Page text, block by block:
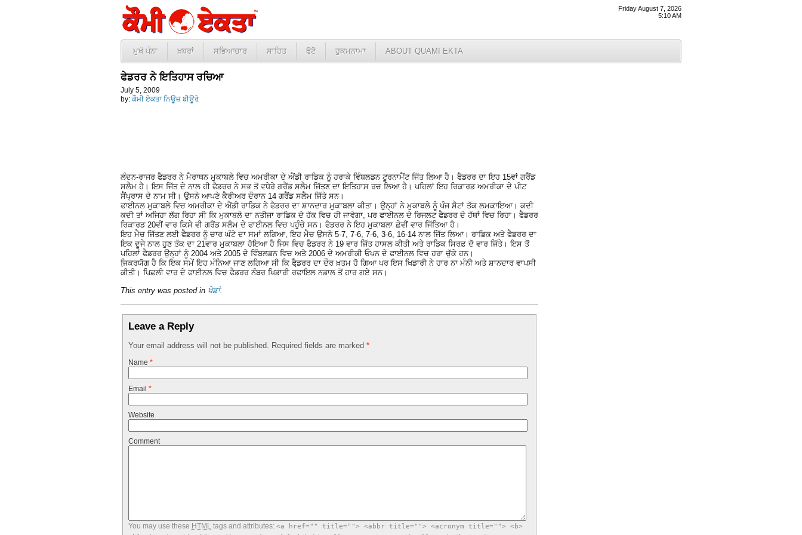
Friday August 7, 2026
5:10 AM
ਮੁਖੱ ਪੰਨਾ ਖ਼ਬਰਾਂ ਸਭਿਆਚਾਰ ਸਾਹਿਤ ਫੋਟੋ ਹੁਕਮਨਾਮਾ ABOUT QUAMI EKTA
ਫੇਡਰਰ ਨੇ ਇਤਿਹਾਸ ਰਚਿਆ
July 5, 2009
by: ਕੌਮੀ ਏਕਤਾ ਨਿਊਜ਼ ਬੀਊਰੋ
ਲੰਦਨ-ਰਾਜਰ ਫੈਡਰਰ ਨੇ ਮੈਰਾਥਨ ਮੁਕਾਬਲੇ ਵਿਚ ਅਮਰੀਕਾ ਦੇ ਐਂਡੀ ਰਾਡਿਕ ਨੂੰ ਹਰਾਕੇ ਵਿੰਬਲਡਨ ਟੂਰਨਾਮੈਂਟ ਜਿੱਤ ਲਿਆ ਹੈ। ਫੈਡਰਰ ਦਾ ਇਹ 15ਵਾਂ ਗਰੈਂਡ
ਸਲੈਮ ਹੈ। ਇਸ ਜਿੱਤ ਦੇ ਨਾਲ ਹੀ ਫੈਡਰਰ ਨੇ ਸਭ ਤੋਂ ਵਧੇਰੇ ਗਰੈਂਡ ਸਲੈਮ ਜਿੱਤਣ ਦਾ ਇਤਿਹਾਸ ਰਚ ਲਿਆ ਹੈ। ਪਹਿਲਾਂ ਇਹ ਰਿਕਾਰਡ ਅਮਰੀਕਾ ਦੇ ਪੀਟ
ਸੈਂਪ੍ਰਾਸ ਦੇ ਨਾਮ ਸੀ। ਉਸਨੇ ਆਪਣੇ ਕੈਰੀਅਰ ਦੌਰਾਨ 14 ਗਰੈਂਡ ਸਲੈਮ ਜਿੱਤੇ ਸਨ।
ਫਾਈਨਲ ਮੁਕਾਬਲੇ ਵਿਚ ਅਮਰੀਕਾ ਦੇ ਐਂਡੀ ਰਾਡਿਕ ਨੇ ਫੈਡਰਰ ਦਾ ਸ਼ਾਨਦਾਰ ਮੁਕਾਬਲਾ ਕੀਤਾ। ਉਨ੍ਹਾਂ ਨੇ ਮੁਕਾਬਲੇ ਨੂੰ ਪੰਜ ਸੈਟਾਂ ਤੱਕ ਲਮਕਾਇਆ। ਕਦੀ
ਕਦੀ ਤਾਂ ਅਜਿਹਾ ਲੱਗ ਰਿਹਾ ਸੀ ਕਿ ਮੁਕਾਬਲੇ ਦਾ ਨਤੀਜਾ ਰਾਡਿਕ ਦੇ ਹੱਕ ਵਿਚ ਹੀ ਜਾਵੇਗਾ, ਪਰ ਫਾਈਨਲ ਦੇ ਰਿਜਲਟ ਫੈਡਰਰ ਦੇ ਹੱਥਾਂ ਵਿਚ ਰਿਹਾ। ਫੈਡਰਰ
ਰਿਕਾਰਡ 20ਵੀਂ ਵਾਰ ਕਿਸੇ ਵੀ ਗਰੈਂਡ ਸਲੈਮ ਦੇ ਫਾਈਨਲ ਵਿਚ ਪਹੁੰਚੇ ਸਨ। ਫੈਡਰਰ ਨੇ ਇਹ ਮੁਕਾਬਲਾ ਛੇਵੀਂ ਵਾਰ ਜਿੱਤਿਆ ਹੈ।
ਇਹ ਮੈਚ ਜਿੱਤਣ ਲਈ ਫੈਡਰਰ ਨੂੰ ਚਾਰ ਘੰਟੇ ਦਾ ਸਮਾਂ ਲਗਿਆ, ਇਹ ਮੈਚ ਉਸਨੇ 5-7, 7-6, 7-6, 3-6, 16-14 ਨਾਲ ਜਿੱਤ ਲਿਆ। ਰਾਡਿਕ ਅਤੇ ਫੈਡਰਰ ਦਾ
ਇਕ ਦੂਜੇ ਨਾਲ ਹੁਣ ਤੱਕ ਦਾ 21ਵਾਰ ਮੁਕਾਬਲਾ ਹੋਇਆ ਹੈ ਜਿਸ ਵਿਚ ਫੈਡਰਰ ਨੇ 19 ਵਾਰ ਜਿੱਤ ਹਾਸਲ ਕੀਤੀ ਅਤੇ ਰਾਡਿਕ ਸਿਰਫ਼ ਦੋ ਵਾਰ ਜਿੱਤੇ। ਇਸ ਤੋਂ
ਪਹਿਲਾਂ ਫੈਡਰਰ ਉਨ੍ਹਾਂ ਨੂੰ 2004 ਅਤੇ 2005 ਦੇ ਵਿੰਬਲਡਨ ਵਿਚ ਅਤੇ 2006 ਦੇ ਅਮਰੀਕੀ ਓਪਨ ਦੇ ਫਾਈਨਲ ਵਿਚ ਹਰਾ ਚੁੱਕੇ ਹਨ।
ਜਿ਼ਕਰਯੋਗ ਹੈ ਕਿ ਇਕ ਸਮੇਂ ਇਹ ਮੰਨਿਆ ਜਾਣ ਲਗਿਆ ਸੀ ਕਿ ਫੈ਼ਡਰਰ ਦਾ ਦੌਰ ਖ਼ਤਮ ਹੋ ਗਿਆ ਪਰ ਇਸ ਖਿਡਾਰੀ ਨੇ ਹਾਰ ਨਾ ਮੰਨੀ ਅਤੇ ਸ਼ਾਨਦਾਰ ਵਾਪਸੀ
ਕੀਤੀ। ਪਿਛਲੀ ਵਾਰ ਦੇ ਫਾਈਨਲ ਵਿਚ ਫੈਡਰਰ ਨੰਬਰ ਖਿਡਾਰੀ ਰਫਾਇਲ ਨਡਾਲ ਤੋਂ ਹਾਰ ਗਏ ਸਨ।
This entry was posted in ਖੇਡਾਂ.
Leave a Reply
Your email address will not be published. Required fields are marked *
Name *
Email *
Website
Comment
You may use these HTMLtags and attributes: <a href="" title=""> <abbr title=""> <acronym title=""> <b>